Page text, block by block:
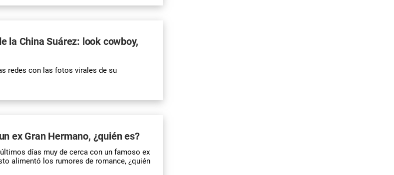
la China Suárez: look cowboy,
redes con las fotos virales de su
ex Gran Hermano, ¿quién es?
días muy de cerca con un famoso ex
alimentó los rumores de romance, ¿quién